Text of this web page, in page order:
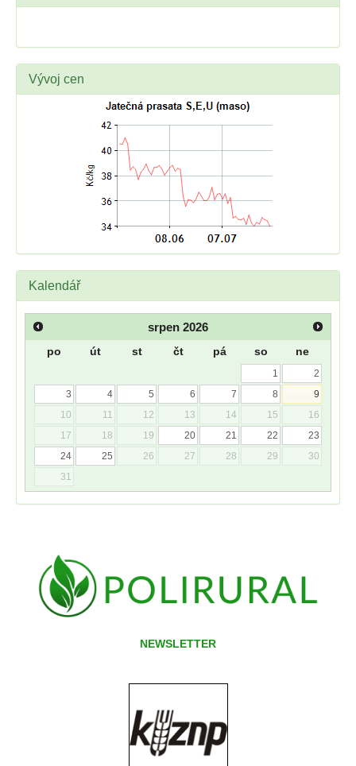
Vývoj cen
Kalendář
srpen 2026
po út st čt pá so ne
1
2
3
4 5 6 7 8
9
10
11 12 13 14 15
16
17
18 19 20 21 22
23
24
25 26 27 28 29
30
31
NEWSLETTER